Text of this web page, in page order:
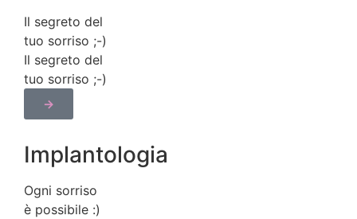
Il segreto del
tuo sorriso ;​-)
Il segreto del
tuo sorriso ;​-)
→
Implantologia
Ogni sorriso
è possibile :​)